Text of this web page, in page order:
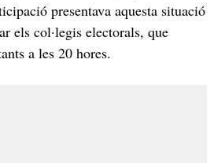
presentava aquesta situació
els col·legis electorals, que
a les 20 hores.